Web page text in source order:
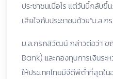
ประชาชนเมื่อไร แต่วันนี้กลับ
เสียใจกับประชาชนด้วย“ม.ล.
ม.ล.กรกสิวัฒน์ กล่าวต่อว่า ข
Bank) และกองทุนการเงินระ
ให้ประเทศไทยมีจีดีพีต่ำที่สุดใน